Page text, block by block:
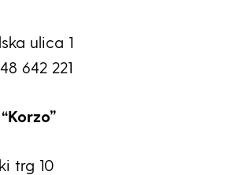
ulica 1
642 221
trg 10